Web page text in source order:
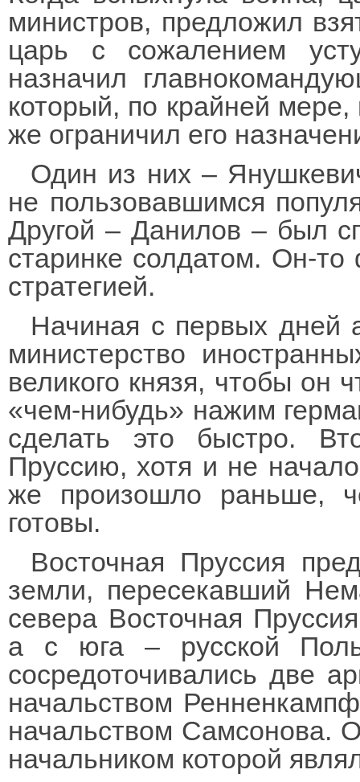
министров, предложил
царь с сожалением
назначил
который, по крайней
же ограничил его
Один из них –
не пользовавшимся
Другой – Данилов – был
старинке солдатом. Он-то
стратегией.
Начиная с первых дней
министерство
великого князя, чтобы он
«чем-нибудь» нажим
сделать это быстро.
Пруссию, хотя и не
же произошло раньше,
готовы.
Восточная Пруссия
земли, пересекавший
севера Восточная
а с юга – русской
сосредоточивались две
начальством
начальством Самсонова.
начальником которой